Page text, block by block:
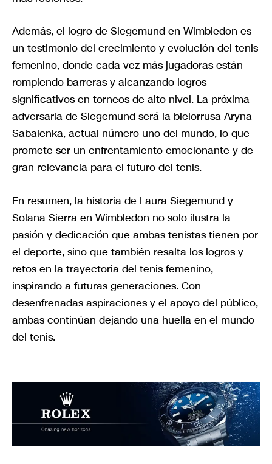
Además, el logro de Siegemund en Wimbledon es
un testimonio del crecimiento y evolución del tenis
femenino, donde cada vez más jugadoras están
rompiendo barreras y alcanzando logros
significativos en torneos de alto nivel. La próxima
adversaria de Siegemund será la bielorrusa Aryna
Sabalenka, actual número uno del mundo, lo que
promete ser un enfrentamiento emocionante y de
gran relevancia para el futuro del tenis.
En resumen, la historia de Laura Siegemund y
Solana Sierra en Wimbledon no solo ilustra la
pasión y dedicación que ambas tenistas tienen por
el deporte, sino que también resalta los logros y
retos en la trayectoria del tenis femenino,
inspirando a futuras generaciones. Con
desenfrenadas aspiraciones y el apoyo del público,
ambas continúan dejando una huella en el mundo
del tenis.